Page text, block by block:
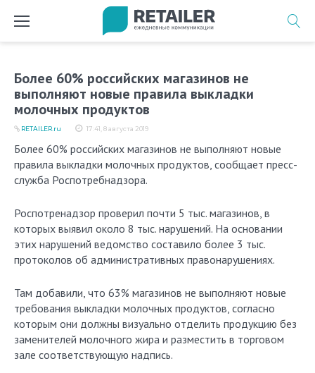
Более 60% российских магазинов не
выполняют новые правила выкладки
молочных продуктов
17:41, 8 августа 2019
RETAILER.ru
Более 60% российских магазинов не выполняют новые
правила выкладки молочных продуктов, сообщает пресс-
служба Роспотребнадзора.
Роспотренадзор проверил почти 5 тыс. магазинов, в
которых выявил около 8 тыс. нарушений. На основании
этих нарушений ведомство составило более 3 тыс.
протоколов об административных правонарушениях.
Там добавили, что 63% магазинов не выполняют новые
требования выкладки молочных продуктов, согласно
которым они должны визуально отделить продукцию без
заменителей молочного жира и разместить в торговом
зале соответствующую надпись.